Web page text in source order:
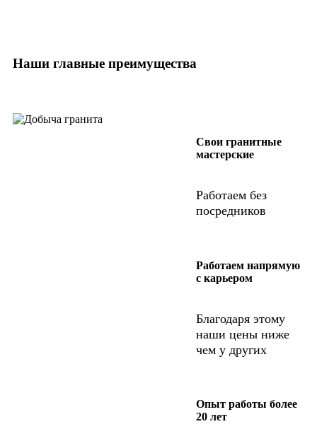
Наши главные преимущества
Свои гранитные
мастерские
Работаем без
посредников
Работаем напрямую
с карьером
Благодаря этому
наши цены ниже
чем у других
Опыт работы более
20 лет